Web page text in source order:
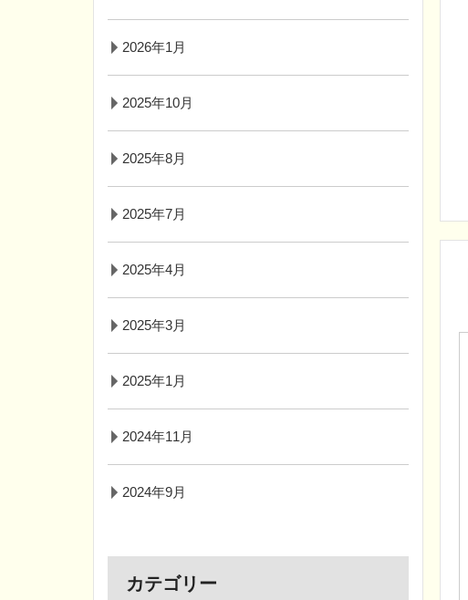
2026年1月
2025年10月
2025年8月
2025年7月
2025年4月
2025年3月
2025年1月
2024年11月
2024年9月
カテゴリー